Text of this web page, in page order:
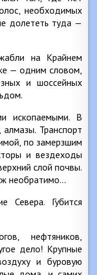
необходимых
долететь туда —
на Крайнем
— одним словом,
и шоссейных
ископаемыми. В
Транспорт
по замерзшим
и вездеходы
слой почвы.
необратимо…
Севера. Губится
нефтяников,
дело! Крупные
и буровую